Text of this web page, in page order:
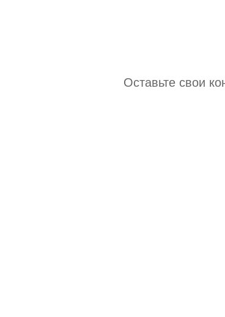
Оставьте свои